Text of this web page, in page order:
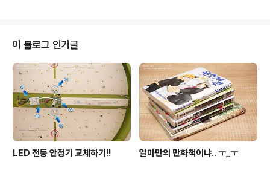
인해 서있기 힘들다는게 단점..;; 털모자를 쓴 라이언의 포
인트는.. 머리가 아닌 패딩점퍼 아래로 살짝 들어나는 아랫
배입니다. 저거 정말 귀여워요. ㅋㅋ 대두이니만큼 모자를
벗기면 무슨 망토 같아지는 마법. 올 크리스마스는 윈터 라
이언과 함께 합니다. 뒤에 작은 트리와 전..
이 블로그 인기글
LED 전등 안정기 교체하기!! 얼마만의 만화책이냐.. ㅜ_ㅜ